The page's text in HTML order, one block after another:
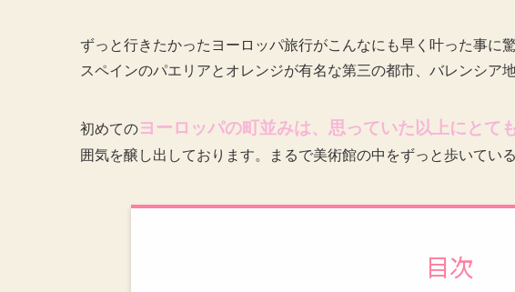
ずっと行きたかったヨーロッパ旅行がこんなにも早く叶った事に驚
スペインのパエリアとオレンジが有名な第三の都市、バレンシア
初めてのヨーロッパの町並みは、 思っていた以上にとて
囲気を醸し出しております。まるで美術館の中をずっと歩いてい
目次